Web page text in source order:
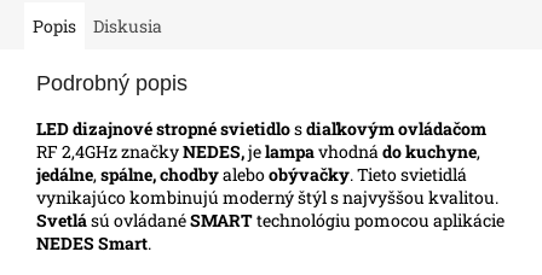
Popis Diskusia
Podrobný popis
LED dizajnové stropné svietidlosdiaľkovým ovládačom
RF 2,4GHz značkyNEDES,jelampavhodnádo kuchyne,
jedálne,spálne, chodbyaleboobývačky. Tieto svietidlá
vynikajúco kombinujú moderný štýl s najvyššou kvalitou.
Svetlású ovládanéSMARTtechnológiu pomocou aplikácie
NEDES Smart.